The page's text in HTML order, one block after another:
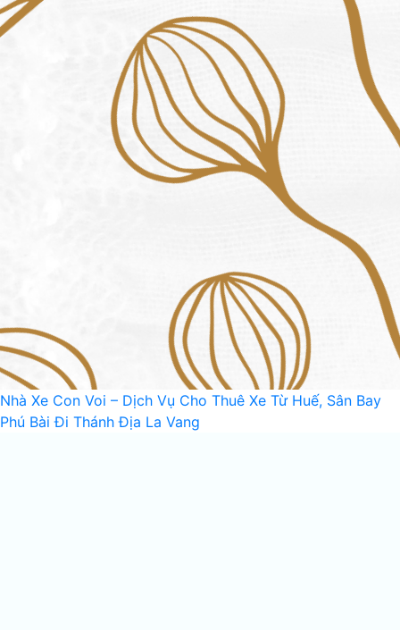
Nhà Xe Con Voi – Dịch Vụ Cho Thuê Xe Từ Huế, Sân Bay
Phú Bài Đi Thánh Địa La Vang